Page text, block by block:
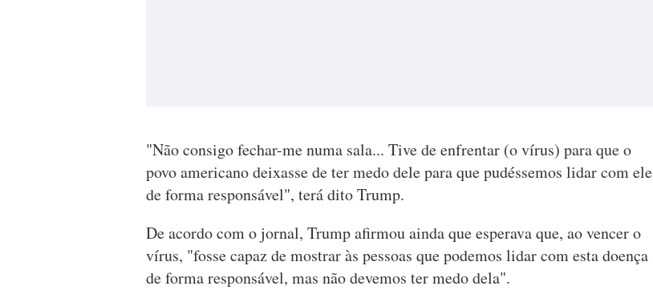
"Não consigo fechar-me numa sala... Tive de enfrentar (o vírus) para que o
povo americano deixasse de ter medo dele para que pudéssemos lidar com ele
de forma responsável", terá dito Trump.
De acordo com o jornal, Trump afirmou ainda que esperava que, ao vencer o
vírus, "fosse capaz de mostrar às pessoas que podemos lidar com esta doença
de forma responsável, mas não devemos ter medo dela".